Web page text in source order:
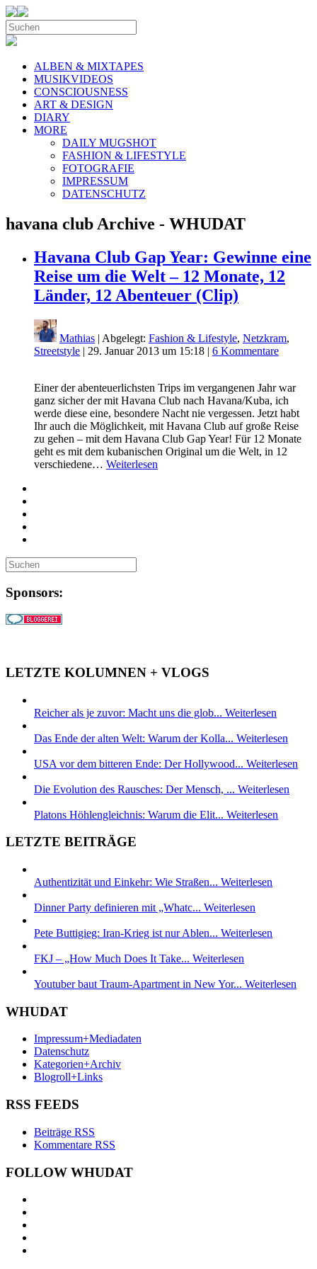
ALBEN & MIXTAPES
MUSIKVIDEOS
CONSCIOUSNESS
ART & DESIGN
DIARY
MORE
DAILY MUGSHOT
FASHION & LIFESTYLE
FOTOGRAFIE
IMPRESSUM
DATENSCHUTZ
havana club Archive - WHUDAT
Havana Club Gap Year: Gewinne eine
Reise um die Welt – 12 Monate, 12
Länder, 12 Abenteuer (Clip)
Mathias | Abgelegt: Fashion & Lifestyle, Netzkram,
Streetstyle | 29. Januar 2013 um 15:18 | 6 Kommentare
Einer der abenteuerlichsten Trips im vergangenen Jahr war
ganz sicher der mit Havana Club nach Havana/Kuba, ich
werde diese eine, besondere Nacht nie vergessen. Jetzt habt
Ihr auch die Möglichkeit, mit Havana Club auf große Reise
zu gehen – mit dem Havana Club Gap Year! Für 12 Monate
geht es mit dem kubanischen Original um die Welt, in 12
verschiedene… Weiterlesen
Sponsors:
LETZTE KOLUMNEN + VLOGS
Reicher als je zuvor: Macht uns die glob... Weiterlesen
Das Ende der alten Welt: Warum der Kolla... Weiterlesen
USA vor dem bitteren Ende: Der Hollywood... Weiterlesen
Die Evolution des Rausches: Der Mensch, ... Weiterlesen
Platons Höhlengleichnis: Warum die Elit... Weiterlesen
LETZTE BEITRÄGE
Authentizität und Einkehr: Wie Straßen... Weiterlesen
Dinner Party definieren mit „Whatc... Weiterlesen
Pete Buttigieg: Iran-Krieg ist nur Ablen... Weiterlesen
FKJ – „How Much Does It Take... Weiterlesen
Youtuber baut Traum-Apartment in New Yor... Weiterlesen
WHUDAT
Impressum+Mediadaten
Datenschutz
Kategorien+Archiv
Blogroll+Links
RSS FEEDS
Beiträge RSS
Kommentare RSS
FOLLOW WHUDAT